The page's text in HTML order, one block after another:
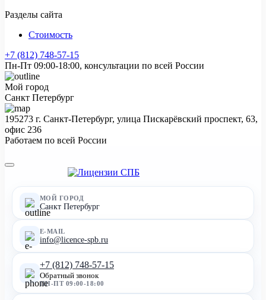
Разделы сайта
Стоимость
+7 (812) 748-57-15
Пн-Пт 09:00-18:00, консультации по всей России
Мой город
Санкт Петербург
195273 г. Санкт-Петербург, улица Пискарёвский проспект, 63,
офис 236
Работаем по всей России
МОЙ ГОРОД
Санкт Петербург
E-MAIL
info@licence-spb.ru
+7 (812) 748-57-15
Обратный звонок
ПН-ПТ 09:00-18:00